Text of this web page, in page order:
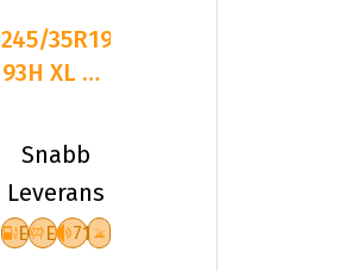
245/35R19
93H XL FR
OBSERVE
GSI-6
Snabb
Leverans
E E 71